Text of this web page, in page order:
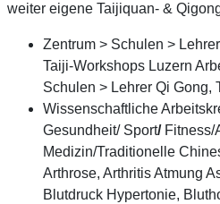
weiter eigene Taijiquan- &
Zentrum > Schulen >
Taiji-Workshops Luzern
Schulen > Lehrer Qi Gong,
Wissenschaftliche
Gesundheit/ Sport/ Fitness/
Medizin/Traditionelle
Arthrose, Arthritis Atmung
Blutdruck Hypertonie,